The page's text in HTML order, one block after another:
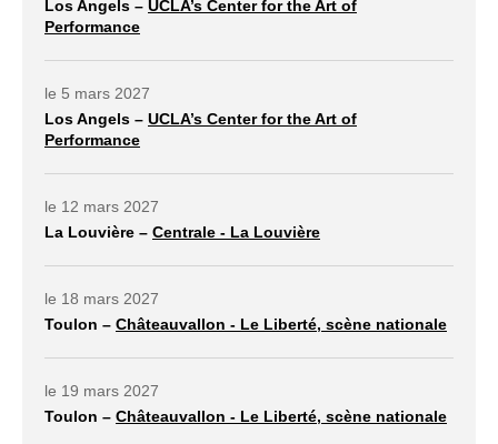
Los Angels – UCLA’s Center for the Art of
Performance
le 5 mars 2027
Los Angels – UCLA’s Center for the Art of
Performance
le 12 mars 2027
La Louvière – Centrale - La Louvière
le 18 mars 2027
Toulon – Châteauvallon - Le Liberté, scène nationale
le 19 mars 2027
Toulon – Châteauvallon - Le Liberté, scène nationale